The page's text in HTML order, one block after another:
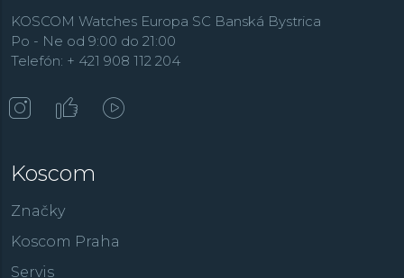
KOSCOM Watches Europa SC Banská Bystrica
Po - Ne od 9:00 do 21:00
Telefón: + 421 908 112 204
Koscom
Značky
Koscom Praha
Servis